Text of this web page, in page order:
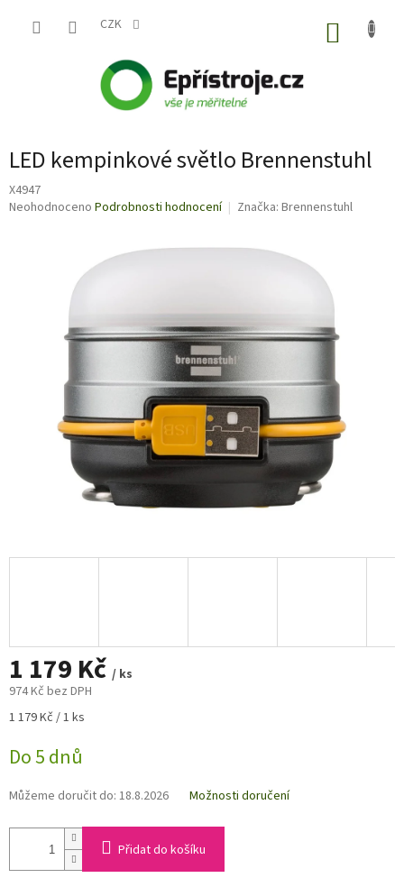
CZK
LED kempinkové světlo Brennenstuhl
X4947
Průměrné
Neohodnoceno Podrobnosti hodnocení Značka: Brennenstuhl
1 179 Kč / ks
974 Kč bez DPH
Měrná
1 179 Kč / 1 ks
Do 5 dnů
Můžeme doručit do: 18.8.2026 Možnosti doručení
Přidat do košíku